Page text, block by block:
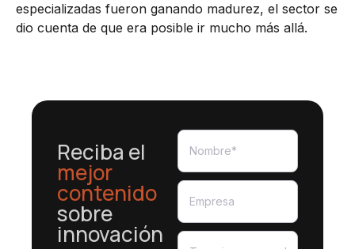
especializadas fueron ganando madurez, el sector se
dio cuenta de que era posible ir mucho más allá.
Reciba el
mejor
contenido
sobre
innovación